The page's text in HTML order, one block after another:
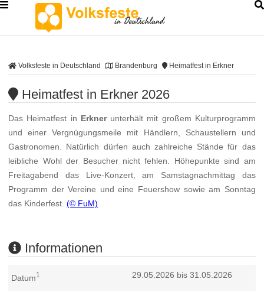
Volksfeste in Deutschland Brandenburg Heimatfest in Erkner
Heimatfest in Erkner 2026
Das Heimatfest in Erknerunterhält mit großem Kulturprogramm
und einer Vergnügungsmeile mit Händlern, Schaustellern und
Gastronomen. Natürlich dürfen auch zahlreiche Stände für das
leibliche Wohl der Besucher nicht fehlen. Höhepunkte sind am
Freitagabend das Live-Konzert, am Samstagnachmittag das
Programm der Vereine und eine Feuershow sowie am Sonntag
das Kinderfest.(© FuM)
Informationen
Datum1 29.05.2026 bis 31.05.2026